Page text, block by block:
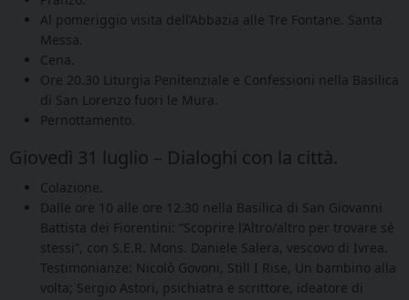
Al pomeriggio visita dell’Abbazia alle Tre Fontane. Santa
Messa.
Cena.
Ore 20.30 Liturgia Penitenziale e Confessioni nella Basilica
di San Lorenzo fuori le Mura.
Pernottamento.
Giovedì 31 luglio – Dialoghi con la città.
Colazione.
Dalle ore 10 alle ore 12.30 nella Basilica di San Giovanni
Battista dei Fiorentini: “Scoprire l’Altro/altro per trovare sé
stessi”, con S.E.R. Mons. Daniele Salera, vescovo di Ivrea.
Testimonianze: Nicolò Govoni, Still I Rise, Un bambino alla
volta; Sergio Astori, psichiatra e scrittore, ideatore di